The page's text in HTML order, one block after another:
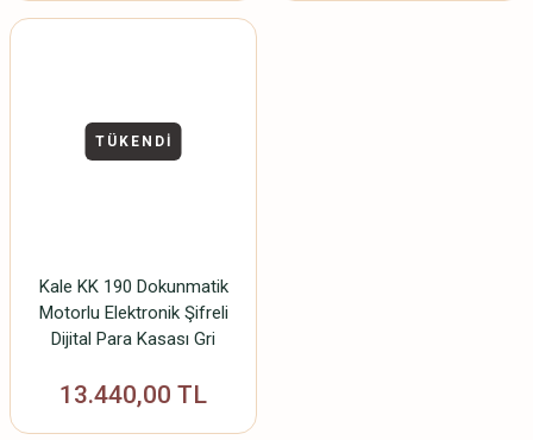
TÜKENDİ
Kale KK 190 Dokunmatik
Motorlu Elektronik Şifreli
Dijital Para Kasası Gri
13.440,00 TL